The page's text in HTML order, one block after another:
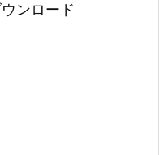
ンロード